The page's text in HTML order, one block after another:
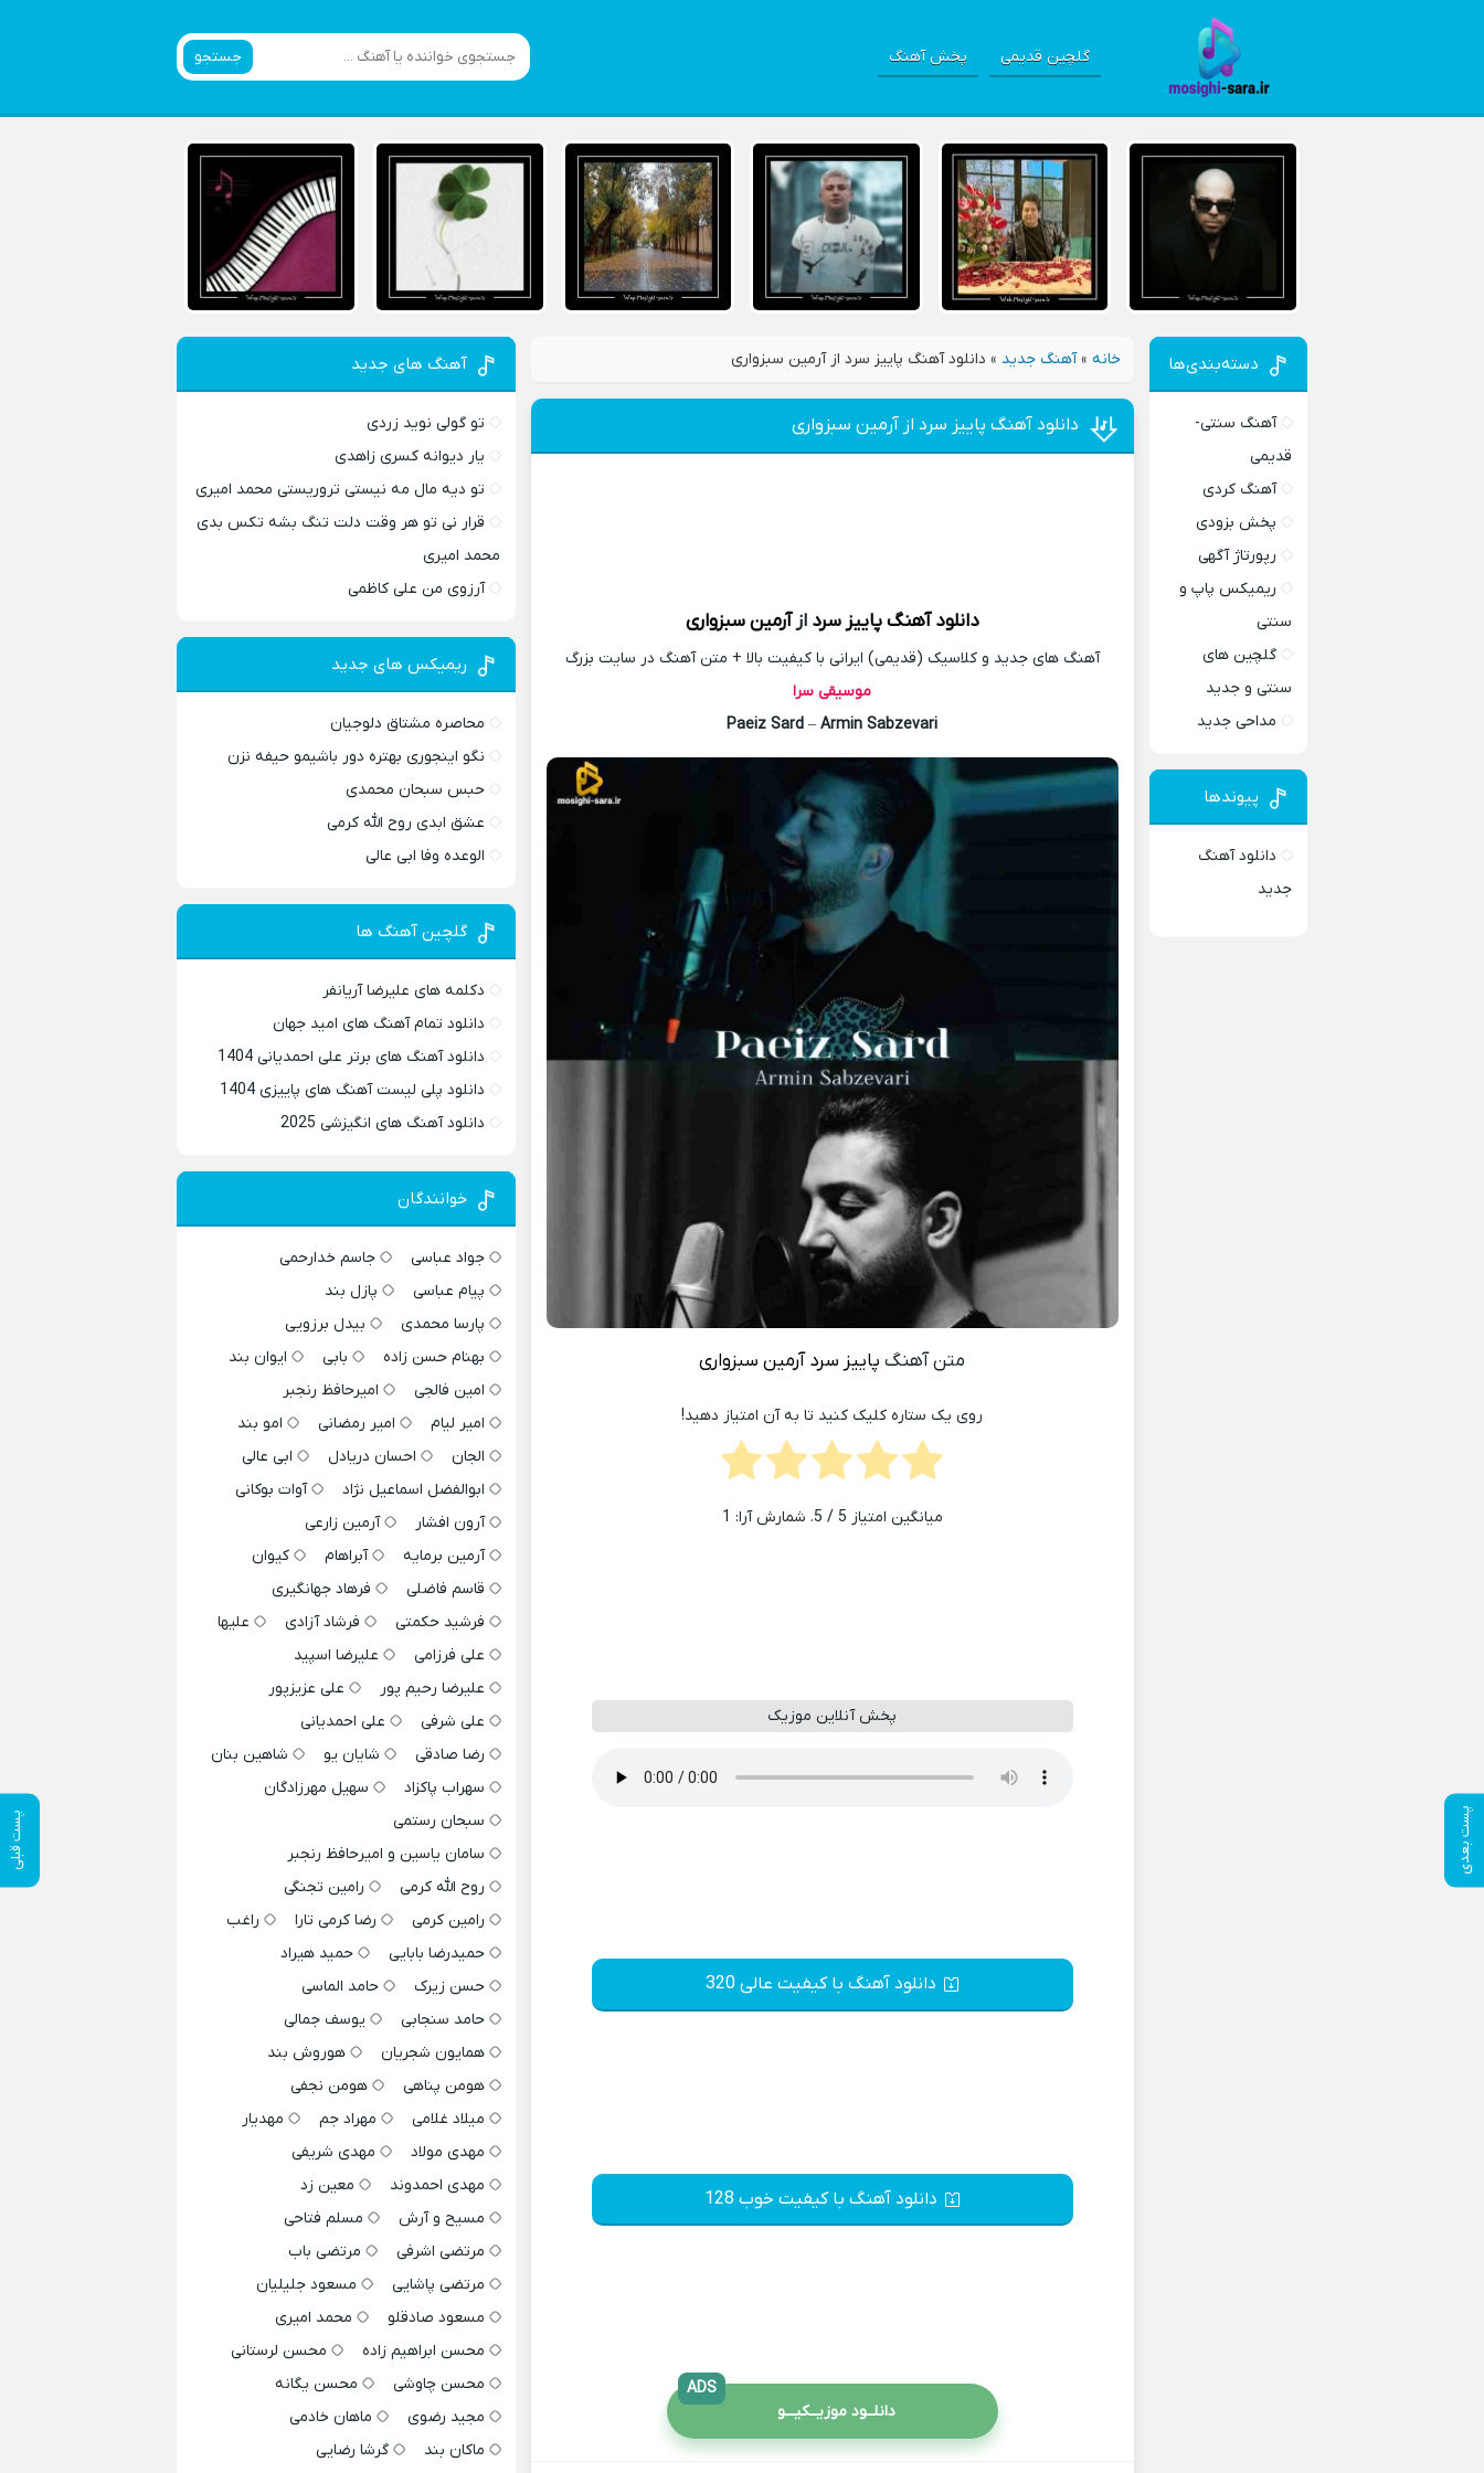
گلچین قدیمی پخش آهنگ جستجو
خانه »آهنگ جدید » دانلود آهنگ پاییز سرد از آرمین سبزواری
پست بعدی پست قبلی
دانلود آهنگ پاییز سرد از آرمین سبزواری
دانلود آهنگپاییز سرد ازآرمین سبزواری
آهنگ های جدید و کلاسیک (قدیمی) ایرانی با کیفیت بالا + متن آهنگ در سایت بزرگ
موسیقی سرا
Paeiz Sard –Armin Sabzevari
متن آهنگ پاییز سرد آرمین سبزواری
روی یک ستاره کلیک کنید تا به آن امتیاز دهید!
میانگین امتیاز 5 / 5. شمارش آرا: 1
پخش آنلاین موزیک
دانلود آهنگ با کیفیت عالی 320
دانلود آهنگ با کیفیت خوب 128
دانلــود موزیــکیـــو
ADS
دسته‌بندی‌ها
آهنگ سنتی-
قدیمی
آهنگ کردی
پخش بزودی
رپورتاژ آگهی
ریمیکس پاپ و
سنتی
گلچین های
سنتی و جدید
مداحی جدید
پیوندها
دانلود آهنگ
جدید
آهنگ های جدید
تو گولی نوید زردی
یار دیوانه کسری زاهدی
تو دیه مال مه نیستی تروریستی محمد امیری
قرار نی تو هر وقت دلت تنگ بشه تکس بدی
محمد امیری
آرزوی من علی کاظمی
ریمیکس های جدید
محاصره مشتاق دلوجیان
نگو اینجوری بهتره دور باشیمو حیفه نزن
حبس سبحان محمدی
عشق ابدی روح الله کرمی
الوعده وفا ابی عالی
گلچین آهنگ ها
دکلمه های علیرضا آریانفر
دانلود تمام آهنگ های امید جهان
دانلود آهنگ های برتر علی احمدیانی 1404
دانلود پلی لیست آهنگ های پاییزی 1404
دانلود آهنگ های انگیزشی 2025
خوانندگان
جواد عباسی
جاسم خدارحمی
پیام عباسی
پازل بند
پارسا محمدی
بیدل برزویی
بهنام حسن زاده
بابی
ایوان بند
امین فالجی
امیرحافظ رنجبر
امیر لیام
امیر رمضانی
امو بند
الجان
احسان دریادل
ابی عالی
ابوالفضل اسماعیل نژاد
آوات بوکانی
آرون افشار
آرمین زارعی
آرمین برمایه
آبراهام
کیوان
قاسم فاضلی
فرهاد جهانگیری
فرشید حکمتی
فرشاد آزادی
علیها
علی فرزامی
علیرضا اسپید
علیرضا رحیم پور
علی عزیزپور
علی شرفی
علی احمدیانی
رضا صادقی
شایان یو
شاهین بنان
سهراب پاکزاد
سهیل مهرزادگان
سبحان رستمی
سامان یاسین و امیرحافظ رنجبر
روح الله کرمی
رامین تجنگی
رامین کرمی
رضا کرمی تارا
راغب
حمیدرضا بابایی
حمید هیراد
حسن زیرک
حامد الماسی
حامد سنجابی
یوسف جمالی
همایون شجریان
هوروش بند
هومن پناهی
هومن نجفی
میلاد غلامی
مهراد جم
مهدیار
مهدی مولاد
مهدی شریفی
مهدی احمدوند
معین زد
مسیح و آرش
مسلم فتاحی
مرتضی اشرفی
مرتضی باب
مرتضی پاشایی
مسعود جلیلیان
مسعود صادقلو
محمد امیری
محسن ابراهیم زاده
محسن لرستانی
محسن چاوشی
محسن یگانه
مجید رضوی
ماهان خادمی
ماکان بند
گرشا رضایی